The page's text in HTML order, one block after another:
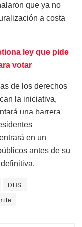
que ya no
a costa
ley que pide
votar
de los derechos
la iniciativa,
una barrera
en un
antes de su
DHS